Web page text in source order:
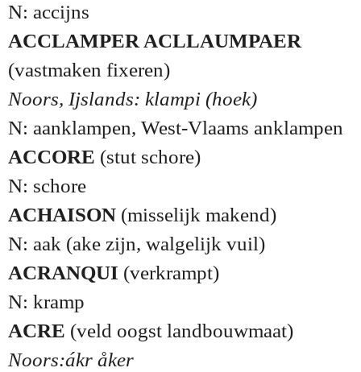
N: accijns
ACCLAMPER ACLLAUMPAER
(vastmaken fixeren)
Noors, Ijslands: klampi (hoek)
N: aanklampen, West-Vlaams anklampen
ACCORE (stut schore)
N: schore
ACHAISON (misselijk makend)
N: aak (ake zijn, walgelijk vuil)
ACRANQUI (verkrampt)
N: kramp
ACRE (veld oogst landbouwmaat)
Noors:ákr åker